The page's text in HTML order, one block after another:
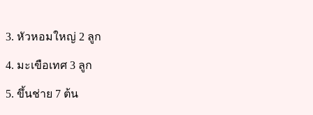
3. หัวหอมใหญ่ 2 ลูก
4. มะเขือเทศ 3 ลูก
5. ขึ้นช่าย 7 ต้น